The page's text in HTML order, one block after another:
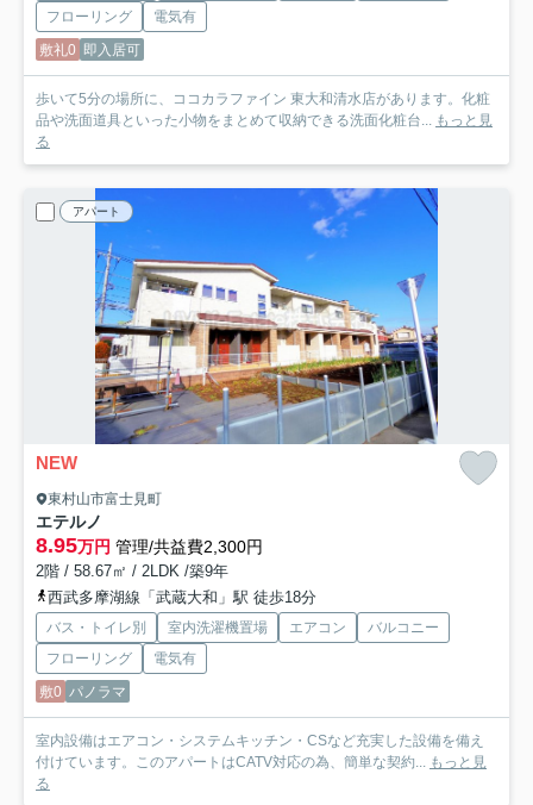
フローリング
電気有
敷礼0 即入居可
歩いて5分の場所に、ココカラファイン 東大和清水店があります。化粧
品や洗面道具といった小物をまとめて収納できる洗面化粧台... もっと見
る
アパート
NEW
東村山市富士見町
エテルノ
8.95万円 管理/共益費2,300円
2階 / 58.67㎡ / 2LDK /築9年
西武多摩湖線「武蔵大和」駅 徒歩18分
バス・トイレ別 室内洗濯機置場 エアコン
バルコニー
フローリング
電気有
敷0 パノラマ
室内設備はエアコン・システムキッチン・CSなど充実した設備を備え
付けています。このアパートはCATV対応の為、簡単な契約... もっと見
る